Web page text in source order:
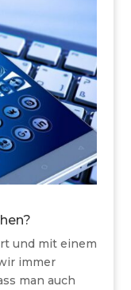
und mit einem
immer
man auch